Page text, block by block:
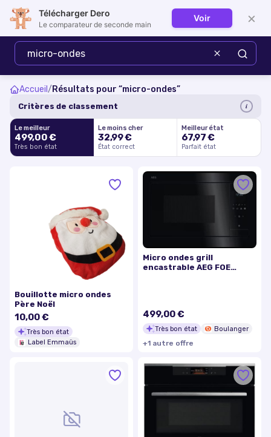
Se connecter
Accueil /Résultats pour “micro-ondes”
Critères de classement i
Le meilleur
499,00 €
Très bon état
Le moins cher
32,99 €
État correct
Meilleur état
67,97 €
Parfait état
Bouillotte micro ondes
Père Noël
10,00 €
Très bon état
Label Emmaüs
Micro ondes grill
encastrable AEG FOE
499,00 €
Très bon état Boulanger
+1 autre offre
Télécharger Dero
Le comparateur de seconde main
Voir ×